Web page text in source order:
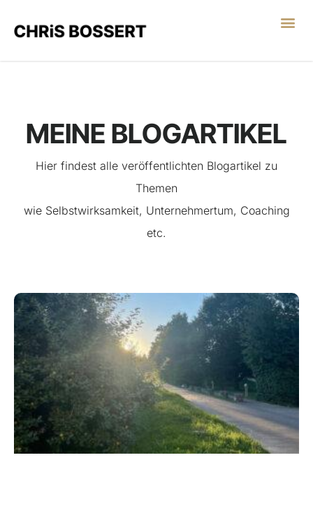
MEINE BLOGARTIKEL
Hier findest alle veröffentlichten Blogartikel zu
Themen
wie Selbstwirksamkeit, Unternehmertum, Coaching
etc.